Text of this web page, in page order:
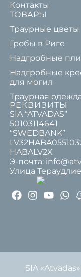
Контакты
ТОВАРЫ
Траурные цветы
Гробы в Риге
Надгробные
Надгробные
для могил
Траурная
РЕКВИЗИТЫ
SIA “ATVADAS”
50103114641
“SWEDBANK”
HABALV2X
Э-почта:
Улица
SIA